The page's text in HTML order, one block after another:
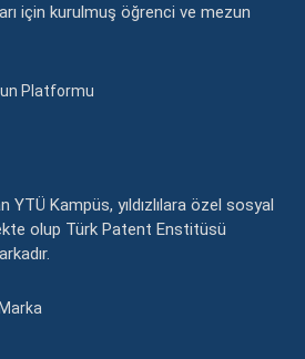
için kurulmuş öğrenci ve mezun
Platformu
Kampüs, yıldızlılara özel sosyal
olup Türk Patent Enstitüsü